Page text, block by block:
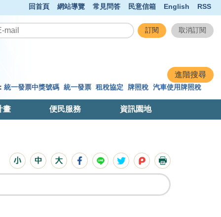
回首頁 網站導覽 常見問答 民意信箱 English RSS
統一發票中獎號碼 統一發票 租稅協定 牌照稅 汽車使用牌照稅
畫 便民服務 資訊園地